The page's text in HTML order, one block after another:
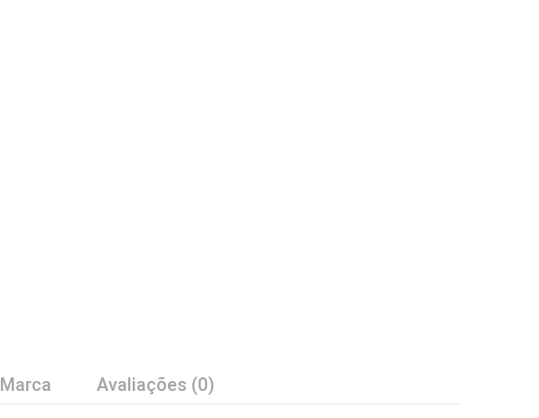
Marca Avaliações (0)